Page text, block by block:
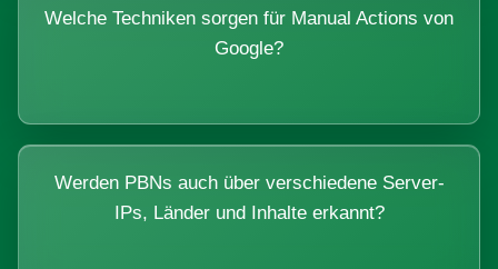
Welche Techniken sorgen für Manual Actions von
Google?
Werden PBNs auch über verschiedene Server-
IPs, Länder und Inhalte erkannt?